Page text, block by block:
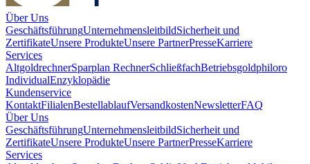
Über Uns
GeschäftsführungUnternehmensleitbildSicherheit und
ZertifikateUnsere ProdukteUnsere PartnerPresseKarriere
Services
AltgoldrechnerSparplan RechnerSchließfachBetriebsgoldphiloro
IndividualEnzyklopädie
Kundenservice
KontaktFilialenBestellablaufVersandkostenNewsletterFAQ
Über Uns
GeschäftsführungUnternehmensleitbildSicherheit und
ZertifikateUnsere ProdukteUnsere PartnerPresseKarriere
Services